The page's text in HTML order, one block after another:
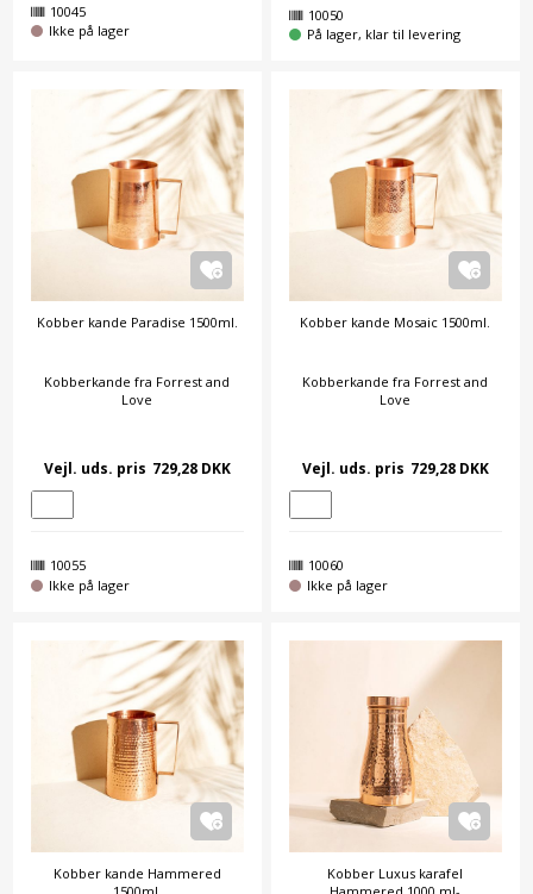
10045
Ikke på lager
10050
På lager, klar til levering
Kobber kande Paradise 1500ml.
Kobberkande fra Forrest and
Love
Vejl. uds. pris 729,28 DKK
10055
Ikke på lager
Kobber kande Mosaic 1500ml.
Kobberkande fra Forrest and
Love
Vejl. uds. pris 729,28 DKK
10060
Ikke på lager
Kobber kande Hammered
Kobber Luxus karafel